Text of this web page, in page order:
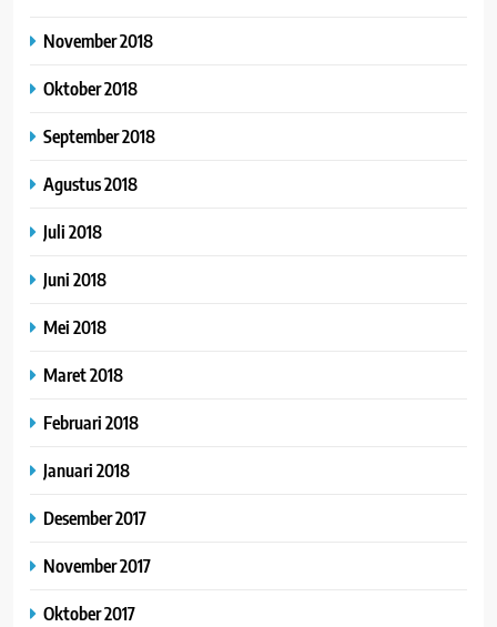
November 2018
Oktober 2018
September 2018
Agustus 2018
Juli 2018
Juni 2018
Mei 2018
Maret 2018
Februari 2018
Januari 2018
Desember 2017
November 2017
Oktober 2017